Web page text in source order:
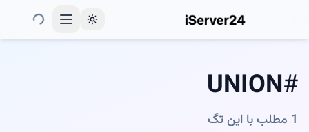
Toggle theme
#
UNION
1 مطلب با این تگ